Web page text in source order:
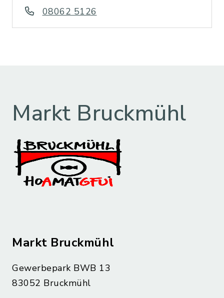
08062 5126
Markt Bruckmühl
Markt Bruckmühl
Gewerbepark BWB 13
83052 Bruckmühl